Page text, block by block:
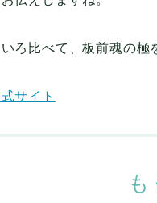
ろ比べて、板前魂の極
サイト
も